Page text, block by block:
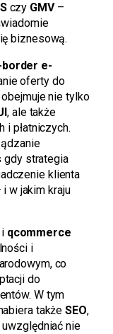
czy GMV–
biznesową.
e-
oferty do
nie tylko
, ale także
i płatniczych.
gdy strategia
klienta
w jakim kraju
i qcommerce
i
co
do
W tym
takżeSEO,
nie